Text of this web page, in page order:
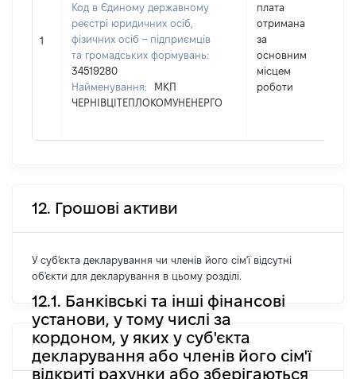
1
Код в Єдиному державному
реєстрі юридичних осіб,
фізичних осіб – підприємців
та громадських формувань:
34519280
Найменування:
МКП
ЧЕРНІВЦІТЕПЛОКОМУНЕНЕРГО
плата
отримана
за
основним
місцем
роботи
12. Грошові активи
У суб'єкта декларування чи членів його сім'ї відсутні
об'єкти для декларування в цьому розділі.
12.1. Банківські та інші фінансові
установи, у тому числі за
кордоном, у яких у суб'єкта
декларування або членів його сім'ї
відкриті рахунки або зберігаються